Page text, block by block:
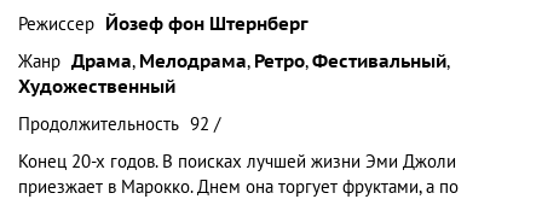
Режиссер Йозеф фон Штернберг
Жанр Драма, Мелодрама, Ретро,Фестивальный,
Художественный
Продолжительность 92 /
Конец 20-х годов. В поисках лучшей жизни Эми Джоли
приезжает в Марокко. Днем она торгует фруктами, а по